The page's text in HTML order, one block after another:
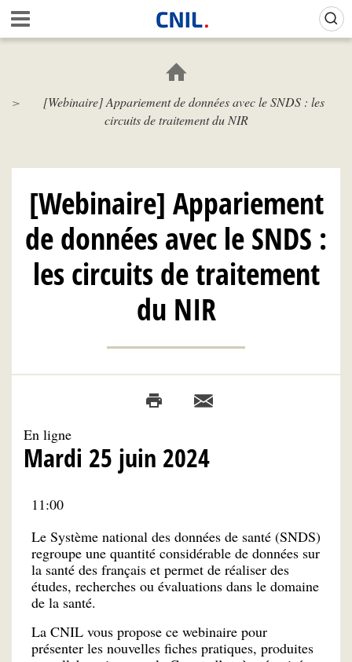
Aller
au
contenu
c
i
l
N
L
[Webinaire] Appariement de données avec le SNDS : les
circuits de traitement du NIR
[Webinaire] Appariement
de données avec le SNDS :
les circuits de traitement
du NIR
En ligne
Mardi 25 juin 2024
11:00
Le Système national des données de santé (SNDS)
regroupe une quantité considérable de données sur
la santé des français et permet de réaliser des
études, recherches ou évaluations dans le domaine
de la santé.
La CNIL vous propose ce webinaire pour
présenter les nouvelles fiches pratiques, produites
Gestion de vos préférences sur les cookies (témoins de connexion)